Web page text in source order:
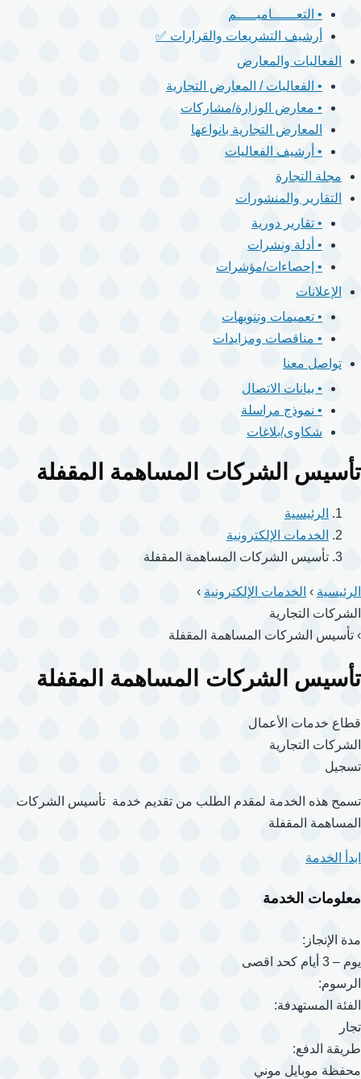
• التعــــــاميـــــم
أرشيف التشريعات والقرارات ✅
الفعاليات والمعارض
• الفعاليات / المعارض التجارية
• معارض الوزارة/مشاركات
المعارض التجارية بانواعها
• أرشيف الفعاليات
مجلة التجارة
التقارير والمنشورات
• تقارير دورية
• أدلة ونشرات
• إحصاءات/مؤشرات
الإعلانات
• تعميمات وتنويهات
• مناقصات ومزايدات
تواصل معنا
• بيانات الاتصال
• نموذج مراسلة
شكاوى/بلاغات
تأسيس الشركات المساهمة المقفلة
الرئيسية
الخدمات الإلكترونية
تأسيس الشركات المساهمة المقفلة
الرئيسية › الخدمات الإلكترونية ›
الشركات التجارية
› تأسيس الشركات المساهمة المقفلة
تأسيس الشركات المساهمة المقفلة
قطاع خدمات الأعمال
الشركات التجارية
تسجيل
تسمح هذه الخدمة لمقدم الطلب من تقديم خدمة تأسيس الشركات
المساهمة المقفلة
ابدأ الخدمة
معلومات الخدمة
مدة الإنجاز:
يوم – 3 أيام كحد اقصى
الرسوم:
الفئة المستهدفة:
تجار
طريقة الدفع:
محفظة موبايل موني